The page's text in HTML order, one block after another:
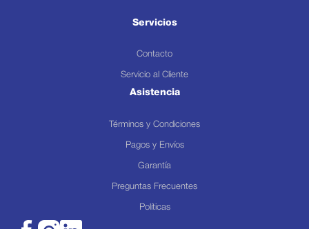
Servicios
Contacto
Servicio al Cliente
Asistencia
Términos y Condiciones
Pagos y Envíos
Garantía
Preguntas Frecuentes
Políticas